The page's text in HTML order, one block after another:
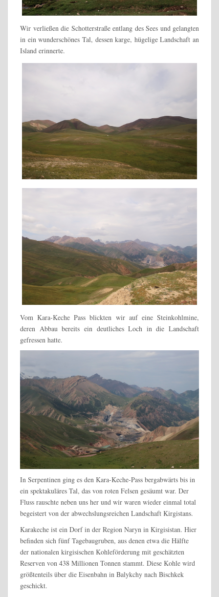
Wir verließen die Schotterstraße entlang des Sees und gelangten
in ein wunderschönes Tal, dessen karge, hügelige Landschaft an
Island erinnerte.
Vom Kara-Keche Pass blickten wir auf eine Steinkohlmine,
deren Abbau bereits ein deutliches Loch in die Landschaft
gefressen hatte.
In Serpentinen ging es den Kara-Keche-Pass bergabwärts bis in
ein spektakuläres Tal, das von roten Felsen gesäumt war. Der
Fluss rauschte neben uns her und wir waren wieder einmal total
begeistert von der abwechslungsreichen Landschaft Kirgistans.
Karakeche ist ein Dorf in der Region Naryn in Kirgisistan. Hier
befinden sich fünf Tagebaugruben, aus denen etwa die Hälfte
der nationalen kirgisischen Kohleförderung mit geschätzten
Reserven von 438 Millionen Tonnen stammt. Diese Kohle wird
größtenteils über die Eisenbahn in Balykchy nach Bischkek
geschickt.